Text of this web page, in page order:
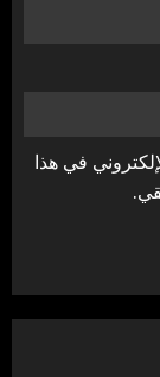
في هذا